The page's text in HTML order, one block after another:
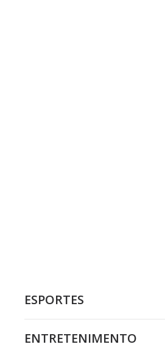
ESPORTES
ENTRETENIMENTO